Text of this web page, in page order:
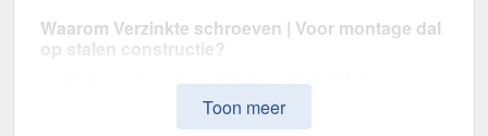
Waarom Verzinkte schroeven | Voor montage dal
op stalen constructie?
Betrouwbare bevestiging– Ontwikkeld voor
Toon meer